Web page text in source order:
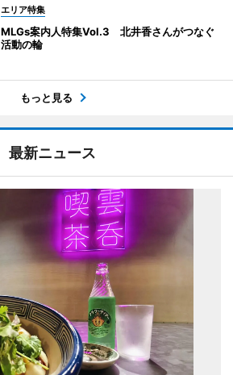
エリア特集
MLGs案内人特集Vol.3 北井香さんがつなぐ
活動の輪
もっと見る
最新ニュース